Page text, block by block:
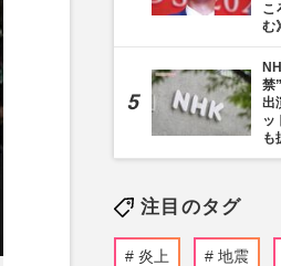
こ
む》
禁
出
ッ
も
注目のタグ
炎上 地震